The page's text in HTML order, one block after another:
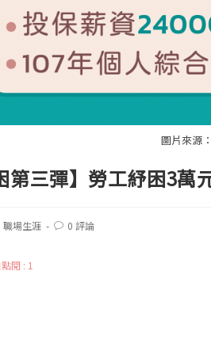
圖片來源
第三彈】勞工紓困3
職場生涯 0 評論
閱 : 1